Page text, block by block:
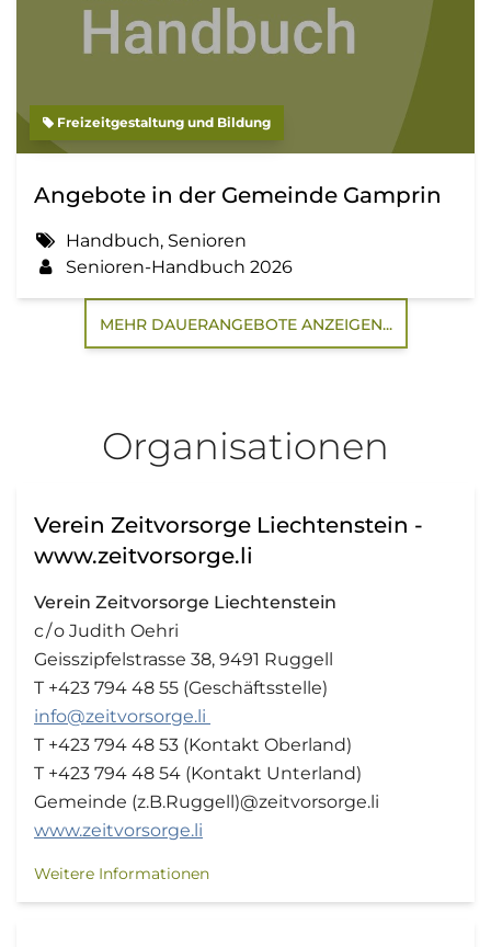
Freizeitgestaltung und Bildung
Angebote in der Gemeinde Gamprin
Handbuch, Senioren
Senioren-Handbuch 2026
MEHR DAUERANGEBOTE ANZEIGEN...
Organisationen
Verein Zeitvorsorge Liechtenstein -
www.zeitvorsorge.li
Verein Zeitvorsorge Liechtenstein
c / o Judith Oehri
Geisszipfelstrasse 38, 9491 Ruggell
T +423 794 48 55 (Geschäftsstelle)
info@zeitvorsorge.li
T +423 794 48 53 (Kontakt Oberland)
T +423 794 48 54 (Kontakt Unterland)
Gemeinde (z.B.Ruggell)@zeitvorsorge.li
www.zeitvorsorge.li
Weitere Informationen